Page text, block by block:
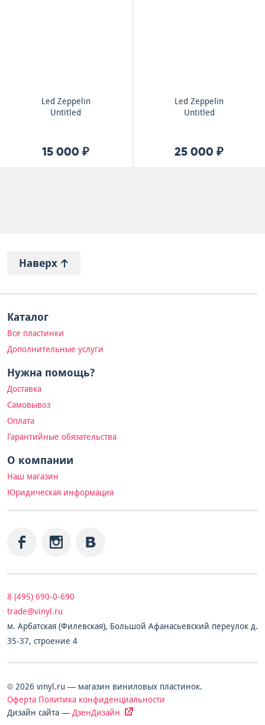
Led Zeppelin
Untitled
15 000 ₽
Led Zeppelin
Untitled
25 000 ₽
Наверх
Каталог
Все пластинки
Дополнительные услуги
Нужна помощь?
Доставка
Самовывоз
Оплата
Гарантийные обязательства
О компании
Наш магазин
Юридическая информация
8 (495) 690-0-690
trade@vinyl.ru
м. Арбатская (Филевская), Большой Афанасьевский переулок д.
35-37, строение 4
© 2026 vinyl.ru — магазин виниловых пластинок.
Оферта Политика конфиденциальности
Дизайн сайта — ДзенДизайн